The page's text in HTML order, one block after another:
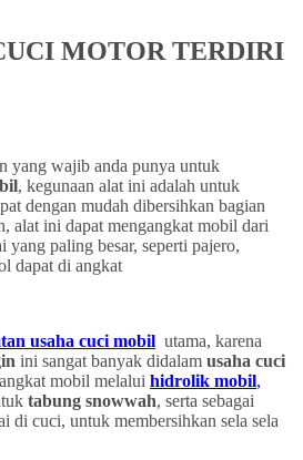
MOTOR TERDIRI
yang wajib anda punya untuk
, kegunaan alat ini adalah untuk
dengan mudah dibersihkan bagian
alat ini dapat mengangkat mobil dari
paling besar, seperti pajero,
dapat di angkat
usaha cuci mobil utama, karena
ini sangat banyak didalam usaha cuci
mobil melalui hidrolik mobil,
tabung snowwah, serta sebagai
di cuci, untuk membersihkan sela sela